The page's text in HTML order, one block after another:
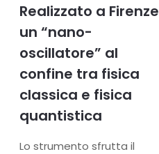
Realizzato a Firenze
un “nano-
oscillatore” al
confine tra fisica
classica e fisica
quantistica
Lo strumento sfrutta il